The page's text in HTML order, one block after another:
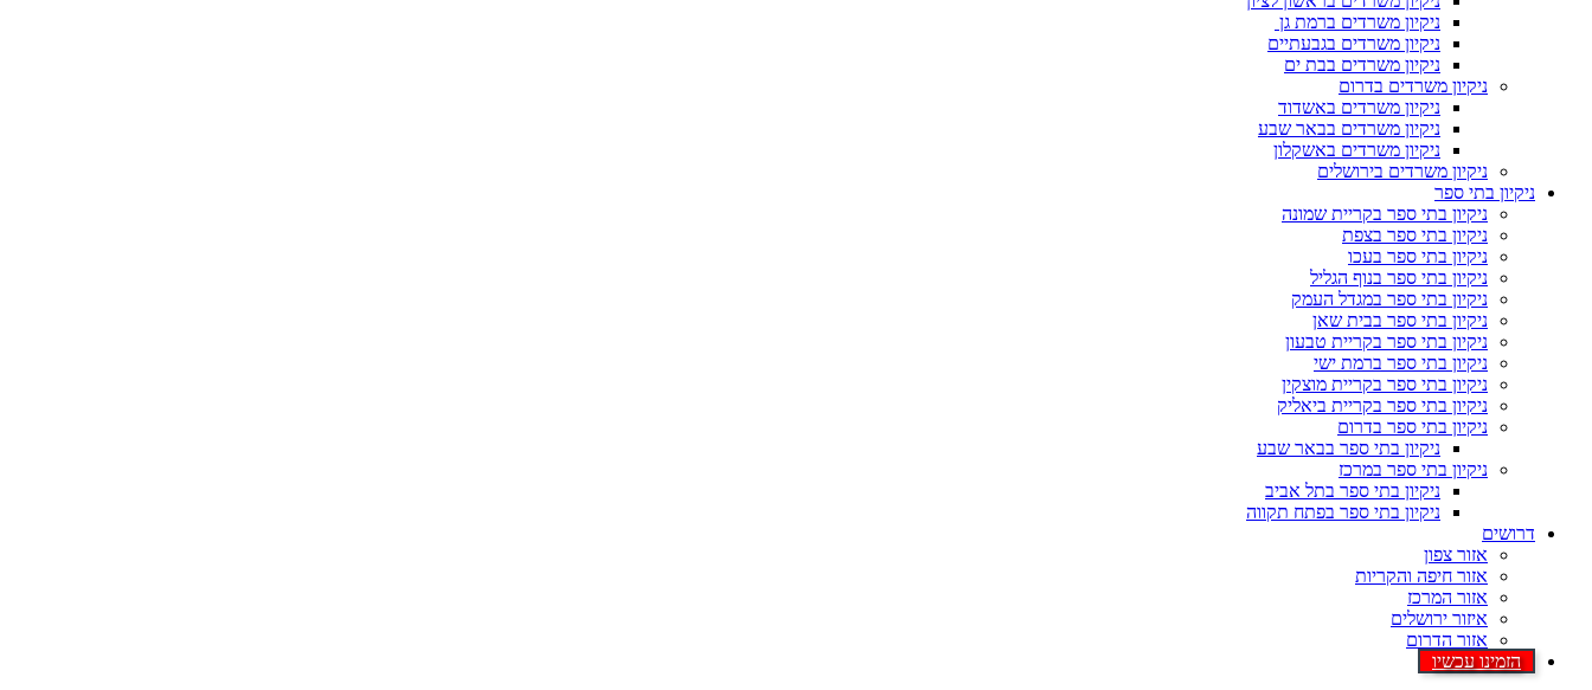
ניקיון משרדים ברמת גן
ניקיון משרדים בגבעתיים
ניקיון משרדים בבת ים
ניקיון משרדים בדרום
ניקיון משרדים באשדוד
ניקיון משרדים בבאר שבע
ניקיון משרדים באשקלון
ניקיון משרדים בירושלים
ניקיון בתי ספר
ניקיון בתי ספר בקריית שמונה
ניקיון בתי ספר בצפת
ניקיון בתי ספר בעכו
ניקיון בתי ספר בנוף הגליל
ניקיון בתי ספר במגדל העמק
ניקיון בתי ספר בבית שאן
ניקיון בתי ספר בקריית טבעון
ניקיון בתי ספר ברמת ישי
ניקיון בתי ספר בקריית מוצקין
ניקיון בתי ספר בקריית ביאליק
ניקיון בתי ספר בדרום
ניקיון בתי ספר בבאר שבע
ניקיון בתי ספר במרכז
ניקיון בתי ספר בתל אביב
ניקיון בתי ספר בפתח תקווה
דרושים
אזור צפון
אזור חיפה והקריות
אזור המרכז
איזור ירושלים
אזור הדרום
הזמינו עכשיו